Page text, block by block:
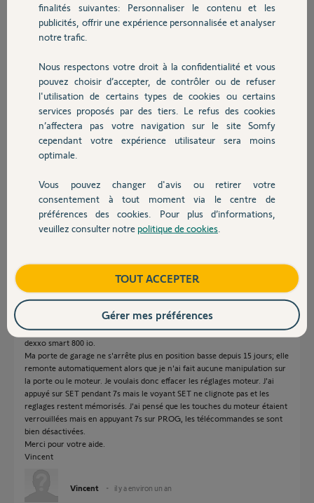
Domotique
Chauffage
Autres produits
Devis avec un pro
Contact
Cordialement
Magalie
il y a presque 4 ans
Participer au fil de discussion
Réponses
Bonjour
Oui appuyez 7s sur set jusqu’à ce qu’il clignote rapidement.
Bonjour,
Je n'ai pas souhaité ouvrir un nouveau forum étant donné qu'il s'agit de
la même problématique ; l'impossibilité d'effacer les réglages du moteur
dexxo smart 800 io.
Ma porte de garage ne s'arrête plus en position basse depuis 15 jours; elle
remonte automatiquement alors que je n'ai fait aucune manipulation sur
la porte ou le moteur. Je voulais donc effacer les réglages moteur. J'ai
appuyé sur SET pendant 7s mais le voyant SET ne clignote pas et les
reglages restent mémorisés. J'ai pensé que les touches du moteur étaient
verrouillées mais en appuyant 7s sur PROG, les télécommandes se sont
bien désactivées.
Merci pour votre aide.
Vincent
Vincent il y a environ un an
finalités suivantes: Personnaliser le contenu et les
publicités, offrir une expérience personnalisée et analyser
notre trafic.
Nous respectons votre droit à la confidentialité et vous
pouvez choisir d’accepter, de contrôler ou de refuser
l'utilisation de certains types de cookies ou certains
services proposés par des tiers. Le refus des cookies
n’affectera pas votre navigation sur le site Somfy
cependant votre expérience utilisateur sera moins
optimale.
Vous pouvez changer d'avis ou retirer votre
consentement à tout moment via le centre de
préférences des cookies. Pour plus d’informations,
veuillez consulter notre politique de cookies
TOUT ACCEPTER
Gérer mes préférences